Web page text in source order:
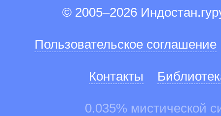
© 2005–2026
Пользовательское соглашение
Контакты
0.035% мистической